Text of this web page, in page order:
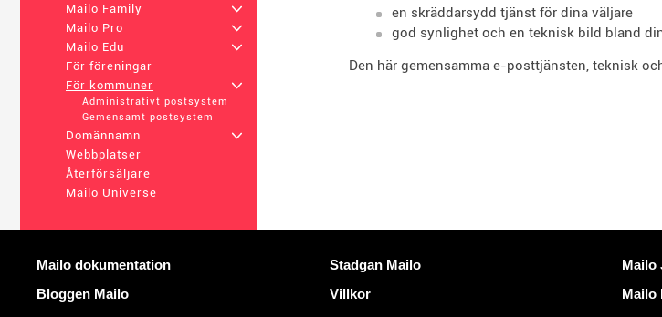
Mailo Family
+
Mailo Pro
+
Mailo Edu
+
För föreningar
För kommuner
+
Administrativt postsystem
Gemensamt postsystem
Domännamn
+
Webbplatser
Återförsäljare
Mailo Universe
en skräddarsydd tjänst för dina väljare
god synlighet och en teknisk bild bland
Den här gemensamma e-posttjänsten, teknisk
Mer information
Mailo dokumentation
Bloggen Mailo
Användbara länkar
Stadgan Mailo
Villkor
Mailo
Mailo